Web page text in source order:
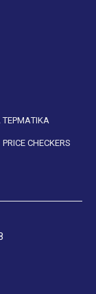
PRICE CHECKERS